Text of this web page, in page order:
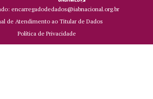
encarregadodedados@iabnacional.org.br
de Atendimento ao Titular de Dados
Política de Privacidade